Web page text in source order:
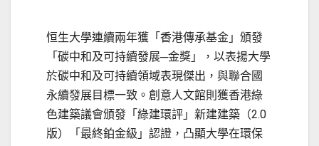
恒生大學連續兩年獲「香港傳承基金」頒發
「碳中和及可持續發展─金獎」，以表揚大學
於碳中和及可持續領域表現傑出，與聯合國
永續發展目標一致。創意人文館則獲香港綠
色建築議會頒發「綠建環評」新建建築（2.0
版）「最終鉑金級」認證，凸顯大學在環保